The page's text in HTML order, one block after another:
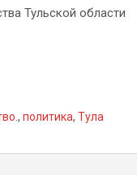
Тульской области
, политика, Тула